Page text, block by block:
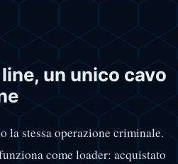
un unico cavo
la stessa operazione criminale.
come loader: acquistato